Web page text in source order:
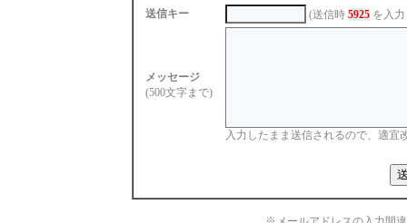
送信キー
(送信時 5925を入力
メッセージ
(500文字まで)
入力したまま送信されるので、適宜